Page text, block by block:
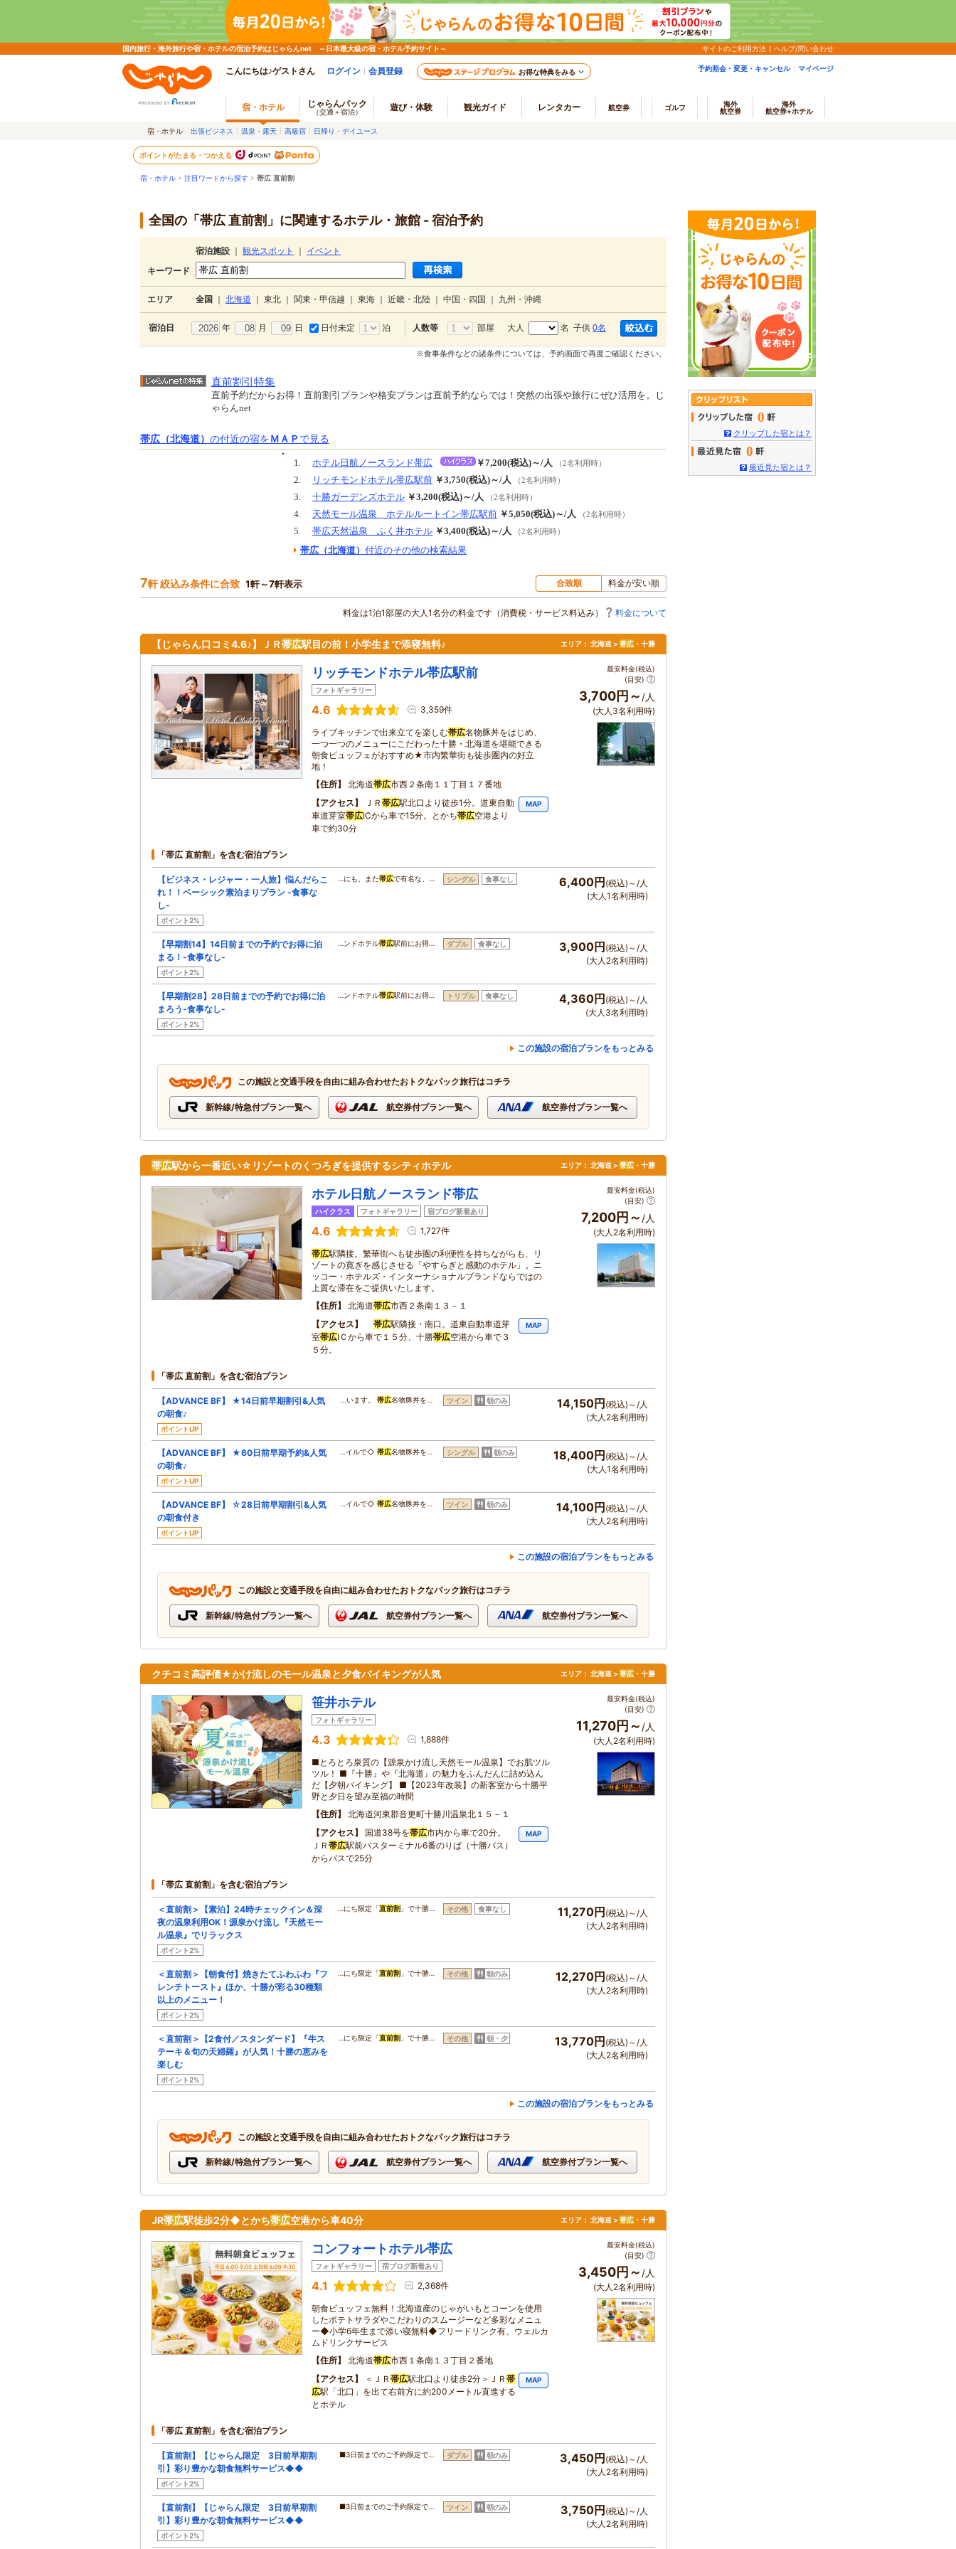
国内旅行・海外旅行や宿・ホテルの宿泊予約はじゃらんnet ～日本最大級の宿・ホテル予約サイト～ サイトのご利用方法 ヘルプ/問い合わせ
こんにちは♪ゲストさん ログイン 会員登録 お得な特典をみる 予約照会・変更・キャンセル マイページ
宿・ホテル じゃらんパック
（交通＋宿泊） 遊び・体験 観光ガイド レンタカー 航空券 ゴルフ
海外
航空券
海外
航空券+ホテル
宿・ホテル 出張ビジネス 温泉・露天 高級宿 日帰り・デイユース
ポイントがたまる・つかえる
宿・ホテル > 注目ワードから探す > 帯広 直前割
全国の「帯広 直前割」に関連するホテル・旅館 - 宿泊予約
宿泊施設 観光スポット
イベント
キーワード
エリア 全国 北海道 東北 関東・甲信越 東海 近畿・北陸 中国・四国 九州・沖縄
宿泊日 年 月 日 日付未定 泊 人数等 部屋 大人 名 子供 0名
※食事条件などの諸条件については、予約画面で再度ご確認ください。
直前割引特集
直前予約だからお得！直前割引プランや格安プランは直前予約ならでは！突然の出張や旅行にぜひ活用を。じ
ゃらんnet
帯広（北海道） の付近の宿をＭＡＰ で見る
1. ホテル日航ノースランド帯広 ￥7,200(税込)～/人 （2名利用時）
2. リッチモンドホテル帯広駅前 ￥3,750(税込)～/人 （2名利用時）
3. 十勝ガーデンズホテル ￥3,200(税込)～/人 （2名利用時）
4. 天然モール温泉 ホテルルートイン帯広駅前 ￥5,050(税込)～/人 （2名利用時）
5. 帯広天然温泉 ふく井ホテル ￥3,400(税込)～/人 （2名利用時）
帯広（北海道） 付近のその他の検索結果
7軒 絞込み条件に合致 1軒～7軒表示 合致順 料金が安い順
料金は1泊1部屋の大人1名分の料金です（消費税・サービス料込み） 料金について
【じゃらん口コミ4.6♪】ＪＲ帯広駅目の前！小学生まで添寝無料♪ エリア： 北海道 > 帯広 ・十勝
リッチモンドホテル帯広駅前
フォトギャラリー
4.6 3,359件
ライブキッチンで出来立てを楽しむ帯広名物豚丼をはじめ、
一つ一つのメニューにこだわった十勝・北海道を堪能できる
朝食ビュッフェがおすすめ★市内繁華街も徒歩圏内の好立
地！
住所
北海道帯広市西２条南１１丁目１７番地
アクセス
ＪＲ 帯広駅北口より徒歩1分。道東自動
車道芽室帯広ICから車で15分。とかち帯広空港より
車で約30分
MAP
最安料金(税込)
(目安)
3,700円～ /人
(大人3名利用時)
「帯広 直前割」を含む宿泊プラン
【ビジネス・レジャー・一人旅】悩んだらこ
れ！！ベーシック素泊まりプラン -食事な
し-
ポイント2%
…にも、また帯広で有名な、… シングル 食事なし 6,400円 (税込)～/人
(大人1名利用時)
【早期割14】14日前までの予約でお得に泊
まる！-食事なし-
ポイント2%
…ンドホテル帯広駅前にお得… ダブル 食事なし 3,900円 (税込)～/人
(大人2名利用時)
【早期割28】28日前までの予約でお得に泊
まろう-食事なし-
ポイント2%
…ンドホテル帯広駅前にお得… トリプル 食事なし 4,360円 (税込)～/人
(大人3名利用時)
この施設の宿泊プランをもっとみる
この施設と交通手段を自由に組み合わせたおトクなパック旅行はコチラ
新幹線/特急付プラン一覧へ 航空券付プラン一覧へ 航空券付プラン一覧へ
帯広駅から一番近い☆リゾートのくつろぎを提供するシティホテル エリア： 北海道 > 帯広 ・十勝
ホテル日航ノースランド帯広
ハイクラス フォトギャラリー 宿ブログ新着あり
4.6 1,727件
帯広駅隣接。繁華街へも徒歩圏の利便性を持ちながらも、リ
ゾートの寛ぎを感じさせる「やすらぎと感動のホテル」。ニ
ッコー・ホテルズ・インターナショナルブランドならではの
上質な滞在をご提供いたします。
住所
北海道帯広市西２条南１３－１
アクセス
帯広駅隣接・南口。道東自動車道芽
室帯広IＣから車で１５分、十勝帯広空港から車で３
５分。
MAP
最安料金(税込)
(目安)
7,200円～ /人
(大人2名利用時)
「帯広 直前割」を含む宿泊プラン
【ADVANCE BF】 ★14日前早期割引&人気
の朝食♪
ポイントUP
…います。 帯広名物豚丼を… ツイン 朝のみ 14,150円 (税込)～/人
(大人2名利用時)
【ADVANCE BF】 ★60日前早期予約&人気
の朝食♪
ポイントUP
…イルで◇ 帯広名物豚丼を… シングル 朝のみ 18,400円 (税込)～/人
(大人1名利用時)
【ADVANCE BF】 ☆28日前早期割引&人気
の朝食付き
ポイントUP
…イルで◇ 帯広名物豚丼を… ツイン 朝のみ 14,100円 (税込)～/人
(大人2名利用時)
この施設の宿泊プランをもっとみる
この施設と交通手段を自由に組み合わせたおトクなパック旅行はコチラ
新幹線/特急付プラン一覧へ 航空券付プラン一覧へ 航空券付プラン一覧へ
クチコミ高評価★かけ流しのモール温泉と夕食バイキングが人気 エリア： 北海道 > 帯広 ・十勝
笹井ホテル
フォトギャラリー
4.3 1,888件
■とろとろ泉質の【源泉かけ流し天然モール温泉】でお肌ツル
ツル！ ■『十勝』や『北海道』の魅力をふんだんに詰め込ん
だ【夕朝バイキング】 ■【2023年改装】の新客室から十勝平
野と夕日を望み至福の時間
住所
北海道河東郡音更町十勝川温泉北１５－１
アクセス
国道38号を帯広市内から車で20分。
ＪＲ 帯広駅前バスターミナル6番のりば（十勝バス）
からバスで25分
MAP
最安料金(税込)
(目安)
11,270円～ /人
(大人2名利用時)
「帯広 直前割」を含む宿泊プラン
＜直前割＞【素泊】24時チェックイン＆深
夜の温泉利用OK！源泉かけ流し『天然モー
ル温泉』でリラックス
ポイント2%
…にち限定「直前割 」で十勝… その他 食事なし 11,270円(税込)～/人
(大人2名利用時)
＜直前割＞【朝食付】焼きたてふわふわ『フ
レンチトースト』ほか、十勝が彩る30種類
以上のメニュー！
ポイント2%
…にち限定「直前割 」で十勝… その他 朝のみ 12,270円(税込)～/人
(大人2名利用時)
＜直前割＞【2食付／スタンダード】『牛ス
テーキ＆旬の天婦羅』が人気！十勝の恵みを
楽しむ
ポイント2%
…にち限定「直前割 」で十勝… その他 朝・夕 13,770円(税込)～/人
(大人2名利用時)
この施設の宿泊プランをもっとみる
この施設と交通手段を自由に組み合わせたおトクなパック旅行はコチラ
新幹線/特急付プラン一覧へ 航空券付プラン一覧へ 航空券付プラン一覧へ
JR帯広駅徒歩2分◆とかち帯広空港から車40分 エリア： 北海道 > 帯広 ・十勝
コンフォートホテル帯広
フォトギャラリー 宿ブログ新着あり
4.1 2,368件
朝食ビュッフェ無料！北海道産のじゃがいもとコーンを使用
したポテトサラダやこだわりのスムージーなど多彩なメニュ
ー◆小学6年生まで添い寝無料◆フリードリンク有、ウェルカ
ムドリンクサービス
住所
北海道帯広市西１条南１３丁目２番地
アクセス
＜ＪＲ 帯広駅北口より徒歩2分＞ＪＲ 帯
広駅「北口」を出て右前方に約200メートル直進する
とホテル
MAP
最安料金(税込)
(目安)
3,450円～/人
(大人2名利用時)
「帯広 直前割」を含む宿泊プラン
【直前割】【じゃらん限定 3日前早期割
引】彩り豊かな朝食無料サービス◆◆
ポイント2%
■3日前までのご予約限定で… ダブル 朝のみ 3,450円 (税込)～/人
(大人2名利用時)
【直前割】【じゃらん限定 3日前早期割
引】彩り豊かな朝食無料サービス◆◆
ポイント2%
■3日前までのご予約限定で… ツイン 朝のみ 3,750円 (税込)～/人
(大人2名利用時)
0
クリップした宿とは？
0
最近見た宿とは？